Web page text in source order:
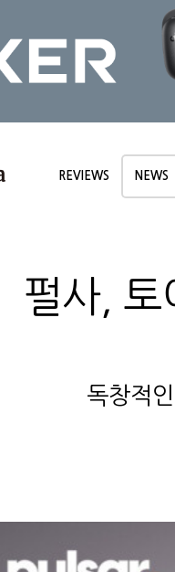
REVIEWS NEWS
펄사,
독창적